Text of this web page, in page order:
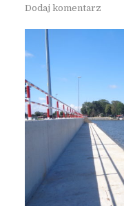
Dodaj komentarz